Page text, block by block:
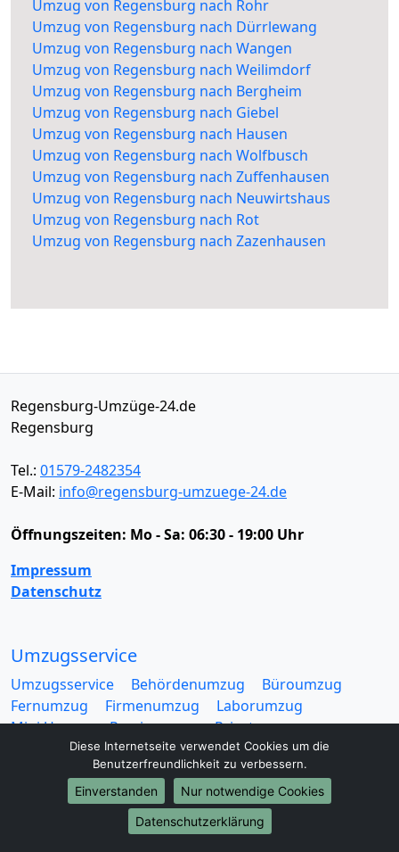
Umzug von Regensburg nach Rohr
Umzug von Regensburg nach Dürrlewang
Umzug von Regensburg nach Wangen
Umzug von Regensburg nach Weilimdorf
Umzug von Regensburg nach Bergheim
Umzug von Regensburg nach Giebel
Umzug von Regensburg nach Hausen
Umzug von Regensburg nach Wolfbusch
Umzug von Regensburg nach Zuffenhausen
Umzug von Regensburg nach Neuwirtshaus
Umzug von Regensburg nach Rot
Umzug von Regensburg nach Zazenhausen
Regensburg-Umzüge-24.de
Regensburg
Tel.: 01579-2482354
E-Mail: info@regensburg-umzuege-24.de
Öffnungszeiten: Mo - Sa: 06:30 - 19:00 Uhr
Impressum
Datenschutz
Umzugsservice
Umzugsservice Behördenumzug
Büroumzug
Fernumzug
Firmenumzug
Laborumzug
Mini Umzug
Praxisumzug
Privatumzug
Seniorenumzug
Studentenumzug
Beiladung
Entrümpelung
Halteverbotszone
Klaviertransport
Haushaltsauflösung
Möbeltaxi
Möbelmitfahrzentrale
Umzugskartons
Diese Internetseite verwendet Cookies um die
Benutzerfreundlichkeit zu verbessern.
Einverstanden
Nur notwendige Cookies
Datenschutzerklärung